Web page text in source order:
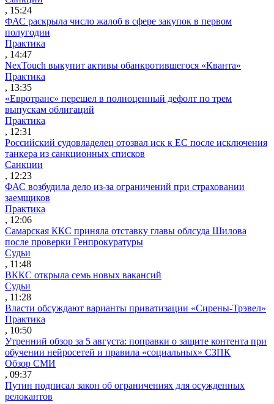
, 15:24
ФАС раскрыла число жалоб в сфере закупок в первом
полугодии
Практика
, 14:47
NexTouch выкупит активы обанкротившегося «Кванта»
Практика
, 13:35
«Евротранс» перешел в полноценный дефолт по трем
выпускам облигаций
Практика
, 12:31
Российский судовладелец отозвал иск к ЕС после исключения
танкера из санкционных списков
Санкции
, 12:23
ФАС возбудила дело из-за ограничений при страховании
заемщиков
Практика
, 12:06
Самарская ККС приняла отставку главы облсуда Шилова
после проверки Генпрокуратуры
Судьи
, 11:48
ВККС открыла семь новых вакансий
Судьи
, 11:28
Власти обсуждают варианты приватизации «Сирены-Трэвел»
Практика
, 10:50
Утренний обзор за 5 августа: поправки о защите контента при
обучении нейросетей и правила «социальных» СЗПК
Обзор СМИ
, 09:37
Путин подписал закон об ограничениях для осужденных
релокантов